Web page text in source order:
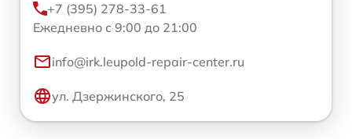
+7 (395) 278-33-61
Ежедневно с 9:00 до 21:00
info@irk.leupold-repair-center.ru
ул. Дзержинского, 25